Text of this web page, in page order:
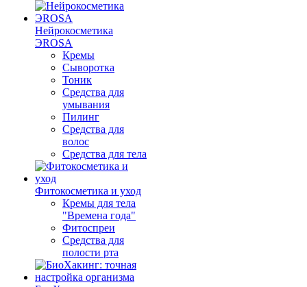
Нейрокосметика
ЭROSA
Кремы
Сыворотка
Тоник
Средства для
умывания
Пилинг
Средства для
волос
Средства для тела
Фитокосметика и уход
Кремы для тела
"Времена года"
Фитоспреи
Средства для
полости рта